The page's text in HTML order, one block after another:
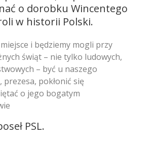
o dorobku Wincentego
w historii Polski.
i będziemy mogli przy
świąt – nie tylko ludowych,
– być u naszego
prezesa, pokłonić się
o jego bogatym
PSL.